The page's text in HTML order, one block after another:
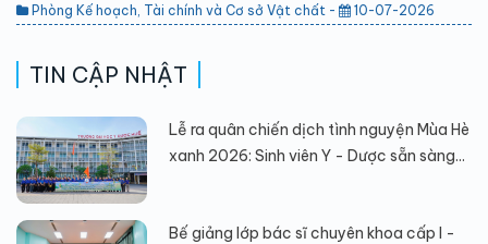
Phòng Kế hoạch, Tài chính và Cơ sở Vật chất - 10-07-2026
TIN CẬP NHẬT
Lễ ra quân chiến dịch tình nguyện Mùa Hè
xanh 2026: Sinh viên Y - Dược sẵn sàng...
Bế giảng lớp bác sĩ chuyên khoa cấp I -